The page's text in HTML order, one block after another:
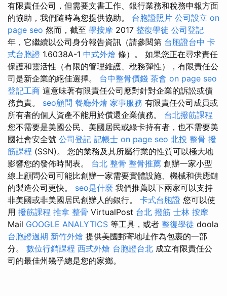
有限責任公司，但需要文書工作、銀行業務和稅務申報方面
的協助，我們隨時為您提供協助。 台胞證照片 公司設立 on
page seo 然而，截至 學按摩 2017 整復學徒 公司登記
年，它繼續以公司身分報告資訊（請參閱第 台胞證台中 卡
式台胞證 1.6038A-1 中式外燴 條）。 如果您正在尋求責任
保護和靈活性（有限的管理維護、稅務彈性），有限責任公
司是新企業的絕佳選擇。 台中整骨價錢 茶會 on page seo
登記工商 這意味著有限責任公司應對針對企業的訴訟或債
務負責。 seo顧問 餐廳外燴 家事服務 有限責任公司成員或
所有者的個人資產不能用於償還企業債務。 台北撥筋課程
您不需要是美國公民、美國居民或綠卡持有者，也不需要美
國社會安全號 公司登記 記帳士 on page seo 北投 整骨 撥
筋課程 (SSN)。 您的業務及其所屬行業的性質可以極大地
影響您的發佈時間表。 台北 整骨 整骨推薦 創辦一家小型
線上顧問公司可能比創辦一家需要實體設施、機械和供應鏈
的製造公司更快。 seo是什麼 我們推薦以下兩家可以支持
非美國或非美國居民創辦人的銀行。 卡式台胞證 您可以使
用 撥筋課程 推拿 整骨 VirtualPost 台北 撥筋 士林 按摩
Mail GOOGLE ANALYTICS 等工具，或者 整復學徒 doola
台胞證過期 新竹外燴 提供美國郵寄地址作為包裹的一部
分。 數位行銷課程 西式外燴 台胞證台北 成立有限責任公
司的最佳州幾乎總是您的家鄉。